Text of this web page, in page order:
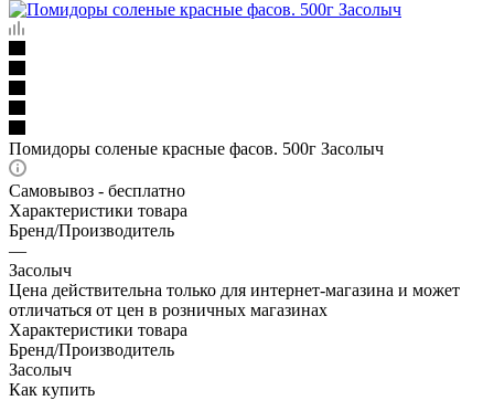
Помидоры соленые красные фасов. 500г Засолыч
Самовывоз - бесплатно
Характеристики товара
Бренд/Производитель
—
Засолыч
Цена действительна только для интернет-магазина и может
отличаться от цен в розничных магазинах
Характеристики товара
Бренд/Производитель
Засолыч
Как купить